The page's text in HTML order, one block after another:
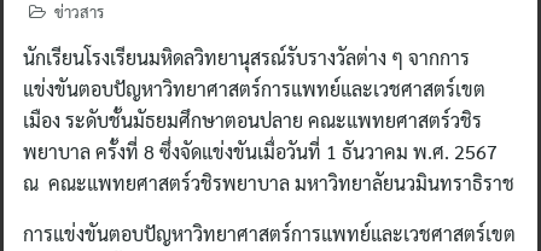
ข่าวสาร
นักเรียนโรงเรียนมหิดลวิทยานุสรณ์รับรางวัลต่าง ๆ จากการ
แข่งขันตอบปัญหาวิทยาศาสตร์การแพทย์และเวชศาสตร์เขต
เมือง ระดับชั้นมัธยมศึกษาตอนปลาย คณะแพทยศาสตร์วชิร
พยาบาล ครั้งที่ 8 ซึ่งจัดแข่งขันเมื่อวันที่ 1 ธันวาคม พ.ศ. 2567
ณ คณะแพทยศาสตร์วชิรพยาบาล มหาวิทยาลัยนวมินทราธิราช
การแข่งขันตอบปัญหาวิทยาศาสตร์การแพทย์และเวชศาสตร์เขต